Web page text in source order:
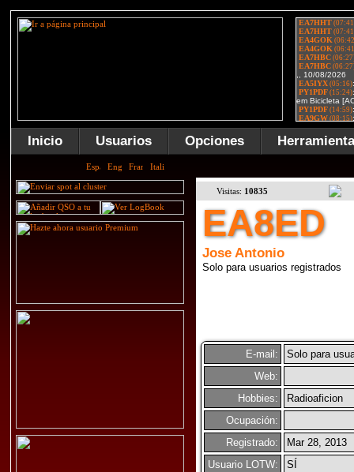
Inicio Usuarios Opciones
Visitas: 10835
EA8ED
Jose Antonio
Solo para usuarios registrados
E-mail:
Solo para
Web:
Hobbies:
Radioaficion
Ocupación:
Registrado:
Mar 28, 2013
Usuario LOTW:
SÍ